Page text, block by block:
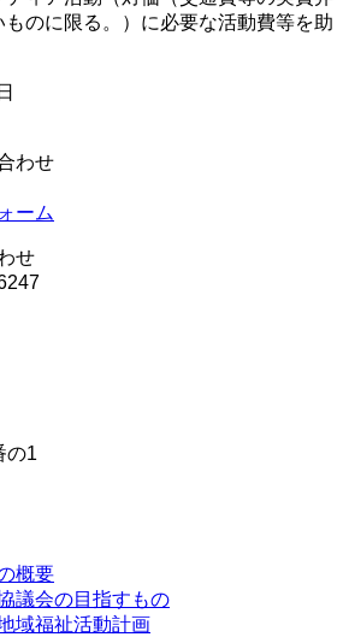
のに限る。）に必要な活動費等を助
わせ
ーム
せ
の1
概要
議会の目指すもの
域福祉活動計画